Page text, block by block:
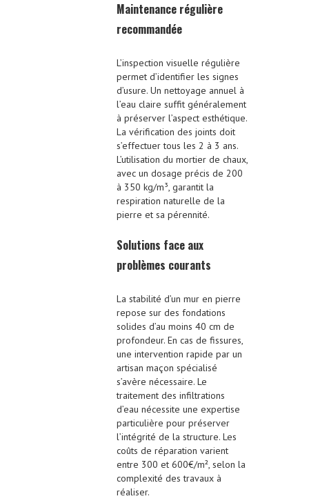
Maintenance régulière
recommandée
L’inspection visuelle régulière
permet d’identifier les signes
d’usure. Un nettoyage annuel à
l’eau claire suffit généralement
à préserver l’aspect esthétique.
La vérification des joints doit
s’effectuer tous les 2 à 3 ans.
L’utilisation du mortier de chaux,
avec un dosage précis de 200
à 350 kg/m³, garantit la
respiration naturelle de la
pierre et sa pérennité.
Solutions face aux
problèmes courants
La stabilité d’un mur en pierre
repose sur des fondations
solides d’au moins 40 cm de
profondeur. En cas de fissures,
une intervention rapide par un
artisan maçon spécialisé
s’avère nécessaire. Le
traitement des infiltrations
d’eau nécessite une expertise
particulière pour préserver
l’intégrité de la structure. Les
coûts de réparation varient
entre 300 et 600€/m², selon la
complexité des travaux à
réaliser.